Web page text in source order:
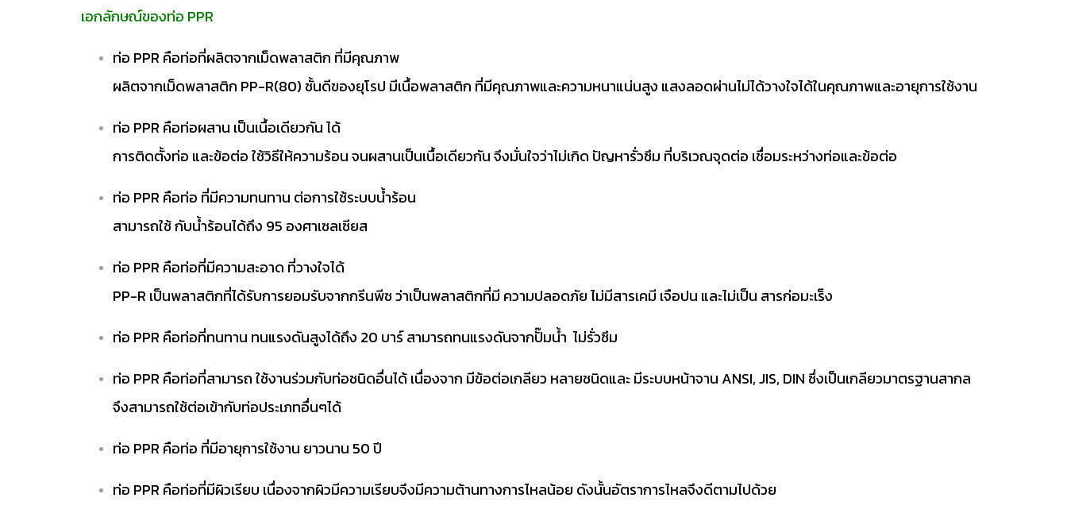
เอกลักษณ์ของท่อ PPR
ท่อ PPR คือท่อที่ผลิตจากเม็ดพลาสติก ที่มีคุณภาพ
ผลิตจากเม็ดพลาสติก PP-R(80) ชั้นดีของยุโรป มีเนื้อพลาสติก ที่มีคุณภาพและความหนาแน่นสูง แสงลอดผ่านไม่ได้วางใจได้ในคุณภาพและอายุการใช้งาน
ท่อ PPR คือท่อผสาน เป็นเนื้อเดียวกัน ได้
การติดตั้งท่อ และข้อต่อ ใช้วิธีให้ความร้อน จนผสานเป็นเนื้อเดียวกัน จึงมั่นใจว่าไม่เกิด ปัญหารั่วซึม ที่บริเวณจุดต่อ เชื่อมระหว่างท่อและข้อต่อ
ท่อ PPR คือท่อ ที่มีความทนทาน ต่อการใช้ระบบน้ำร้อน
สามารถใช้ กับน้ำร้อนได้ถึง 95 องศาเซลเซียส
ท่อ PPR คือท่อที่มีความสะอาด ที่วางใจได้
PP-R เป็นพลาสติกที่ได้รับการยอมรับจากกรีนพีช ว่าเป็นพลาสติกที่มี ความปลอดภัย ไม่มีสารเคมี เจือปน และไม่เป็น สารก่อมะเร็ง
ท่อ PPR คือท่อที่ทนทาน ทนแรงดันสูงได้ถึง 20 บาร์ สามารถทนแรงดันจากปั๊มน้ำ ไม่รั่วซึม
ท่อ PPR คือท่อที่สามารถ ใช้งานร่วมกับท่อชนิดอื่นได้ เนื่องจาก มีข้อต่อเกลียว หลายชนิดและ มีระบบหน้าจาน ANSI, JIS, DIN ซึ่งเป็นเกลียวมาตรฐานสากล
จึงสามารถใช้ต่อเข้ากับท่อประเภทอื่นๆได้
ท่อ PPR คือท่อ ที่มีอายุการใช้งาน ยาวนาน 50 ปี
ท่อ PPR คือท่อที่มีผิวเรียบ เนื่องจากผิวมีความเรียบจึงมีความต้านทางการไหลน้อย ดังนั้นอัตราการไหลจึงดีตามไปด้วย